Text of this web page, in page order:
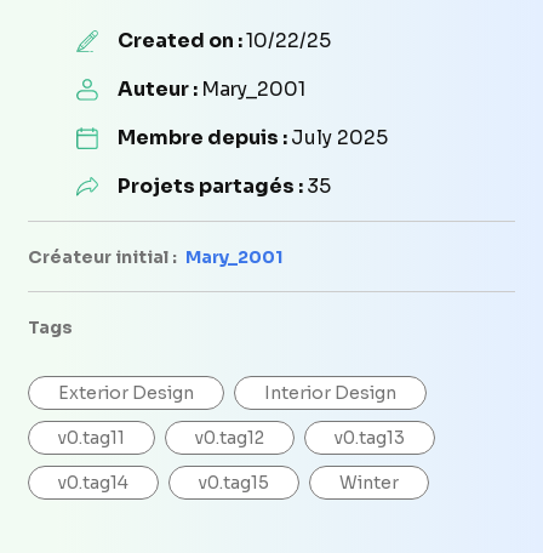
Created on :10/22/25
Auteur : Mary_2001
Membre depuis :July 2025
Projets partagés :35
Créateur initial : Mary_2001
Tags
Exterior Design Interior Design
v0.tag11 v0.tag12 v0.tag13
v0.tag14 v0.tag15 Winter